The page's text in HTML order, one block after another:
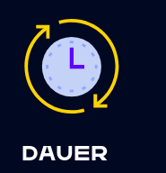
DAUER